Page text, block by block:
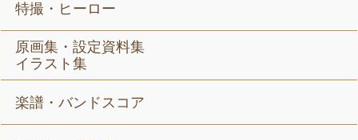
特撮・ヒーロー
原画集・設定資料集
イラスト集
楽譜・バンドスコア